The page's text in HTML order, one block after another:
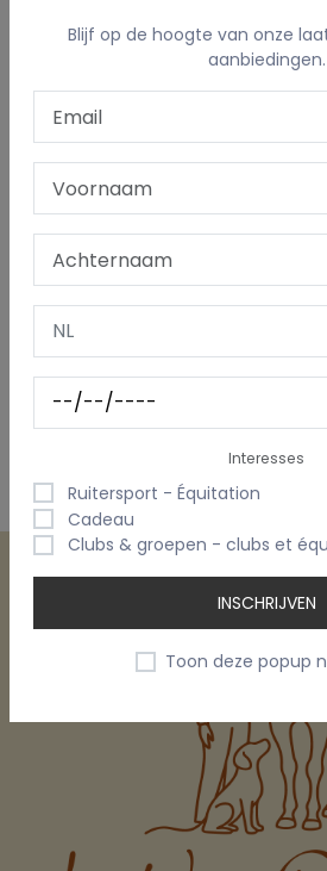
PRODUCT
Slabbetje 'Hoezo Sinterklaas? Ik heb
Blijf op de hoogte van onze
aanbiedingen.
Interesses
Ruitersport - Équitation
Cadeau
Clubs & groepen - clubs et
INSCHRIJVEN
Toon deze popup